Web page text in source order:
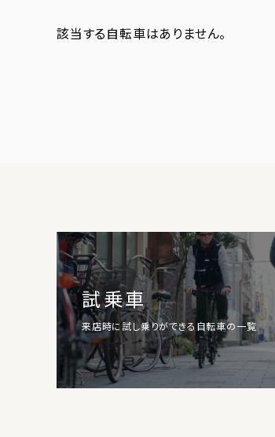
該当する自転車はありません。
試乗車
来店時に試し乗りができる自転車の一覧